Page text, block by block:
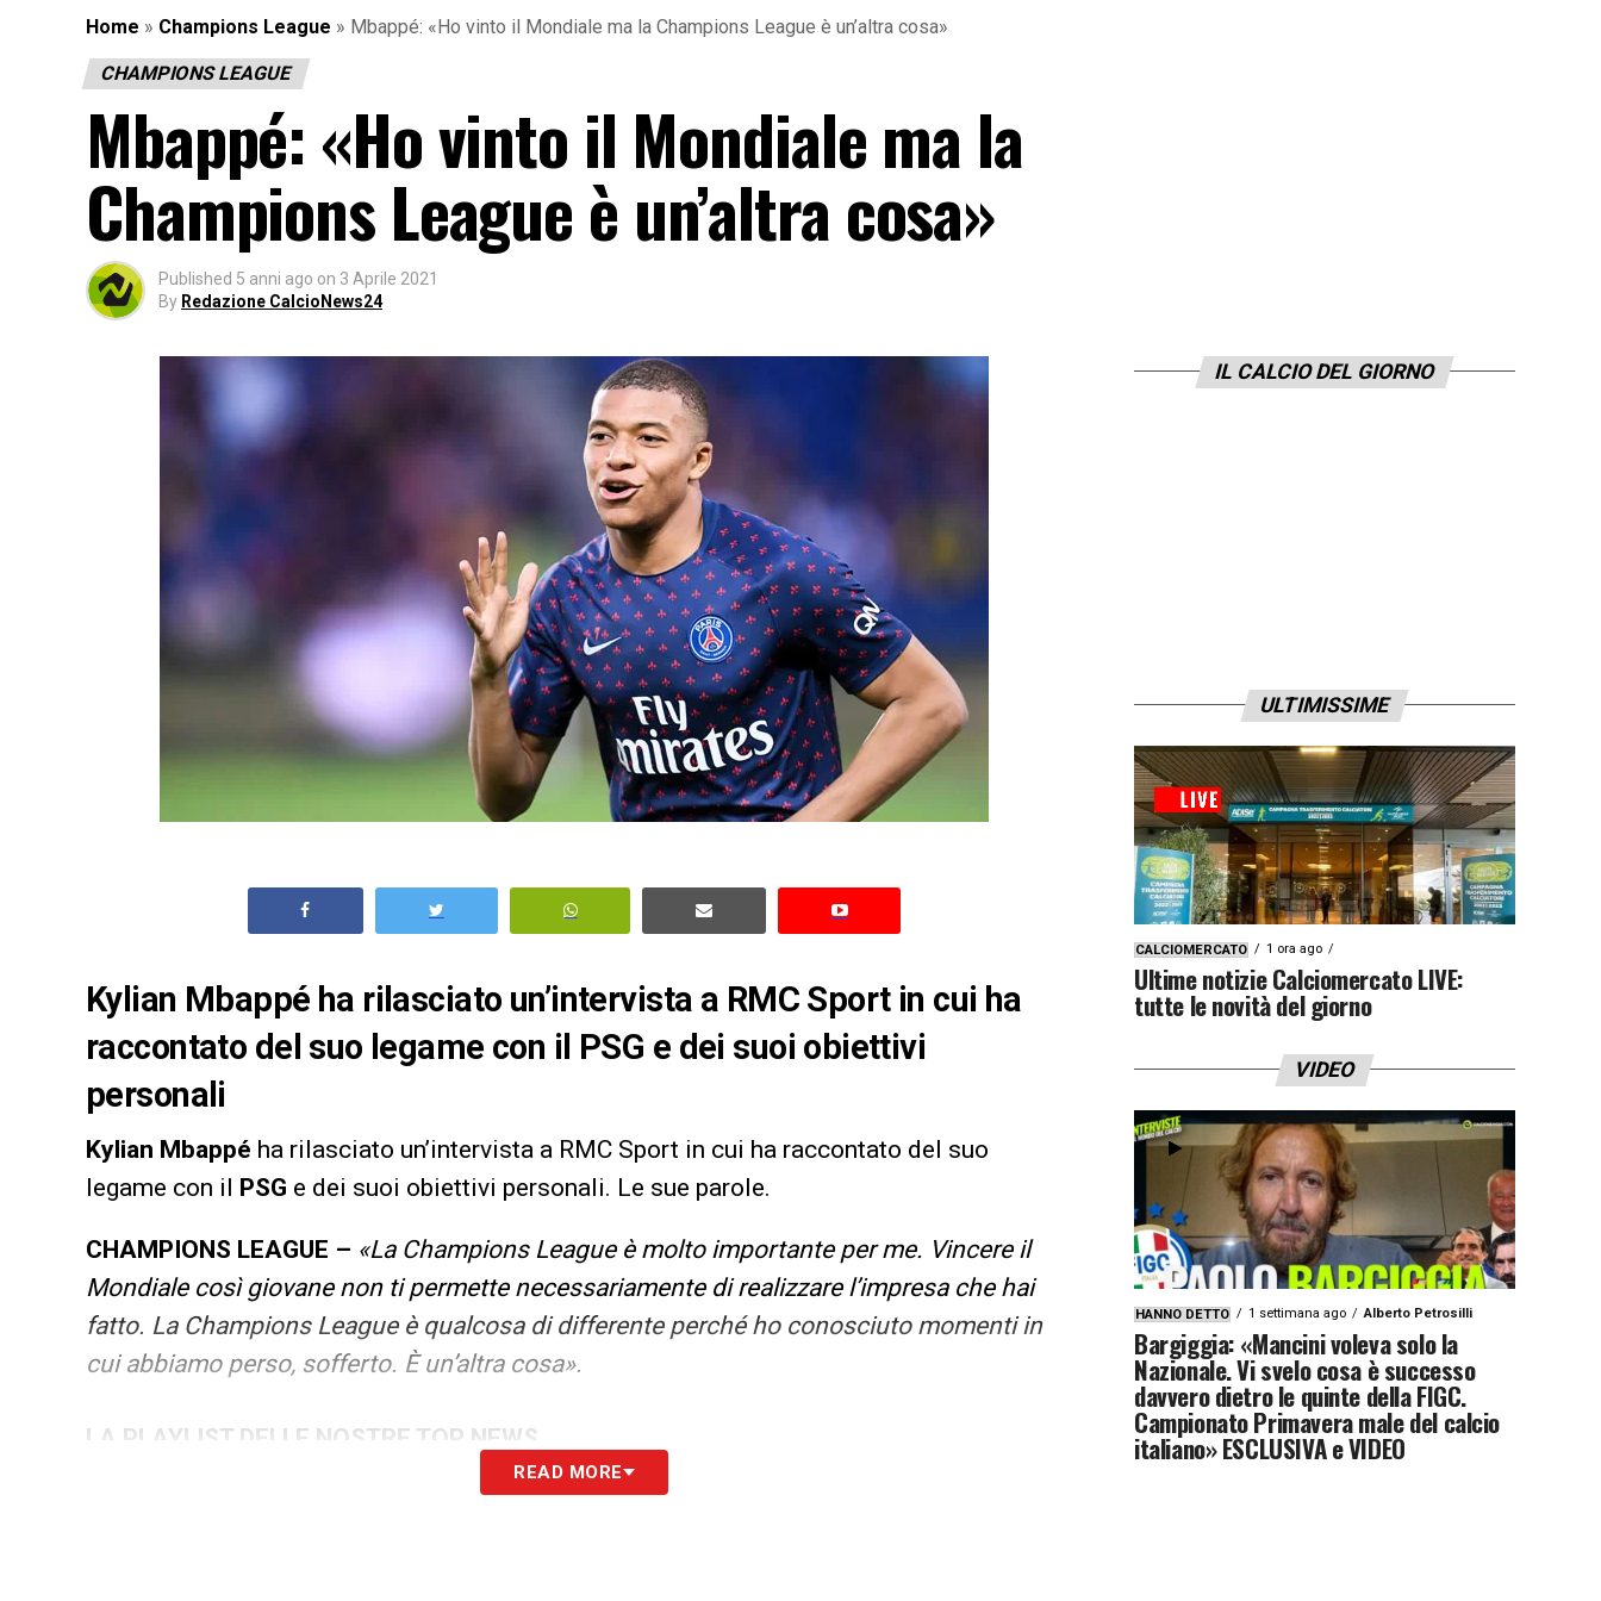
Home » Champions League » Mbappé: «Ho vinto il Mondiale ma la Champions League è un’altra cosa»
CHAMPIONS LEAGUE
Mbappé: «Ho vinto il Mondiale ma la
Champions League è un’altra cosa»
Published 5 anni ago on 3 Aprile 2021
By Redazione CalcioNews24
Kylian Mbappé ha rilasciato un’intervista a RMC Sport in cui ha
raccontato del suo legame con il PSG e dei suoi obiettivi
personali
Kylian Mbappé ha rilasciato un’intervista a RMC Sport in cui ha raccontato del suo
legame con il PSG e dei suoi obiettivi personali. Le sue parole.
CHAMPIONS LEAGUE – «La Champions League è molto importante per me. Vincere il
Mondiale così giovane non ti permette necessariamente di realizzare l’impresa che hai
fatto. La Champions League è qualcosa di differente perché ho conosciuto momenti in
cui abbiamo perso, sofferto. È un’altra cosa».
LA PLAYLIST DELLE NOSTRE TOP NEWS
READ MORE
IL CALCIO DEL GIORNO
ULTIMISSIME
CALCIOMERCATO 1 ora ago
Ultime notizie Calciomercato LIVE:
tutte le novità del giorno
VIDEO
HANNO DETTO 1 settimana ago Alberto Petrosilli
Bargiggia: «Mancini voleva solo la
Nazionale. Vi svelo cosa è successo
davvero dietro le quinte della FIGC.
Campionato Primavera male del calcio
italiano» ESCLUSIVA e VIDEO